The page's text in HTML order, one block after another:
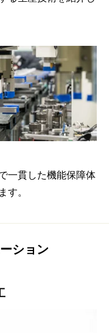
一貫した機能保障体
す。
ション